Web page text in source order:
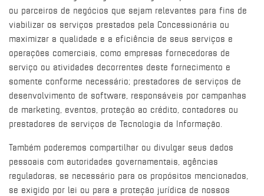
ou parceiros de negócios que sejam relevantes para fins de
viabilizar os serviços prestados pela Concessionária ou
maximizar a qualidade e a eficiência de seus serviços e
operações comerciais, como empresas fornecedoras de
serviço ou atividades decorrentes deste fornecimento e
somente conforme necessário; prestadores de serviços de
desenvolvimento de software, responsáveis por campanhas
de marketing, eventos, proteção ao crédito, contadores ou
prestadores de serviços de Tecnologia da Informação.
Também poderemos compartilhar ou divulgar seus dados
pessoais com autoridades governamentais, agências
reguladoras, se necessário para os propósitos mencionados,
se exigido por lei ou para a proteção jurídica de nossos